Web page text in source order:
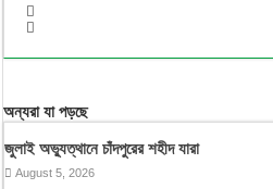
অন্যরা যা পড়ছে
জুলাই অভ্যুত্থানে চাঁদপুরের শহীদ যারা
August 5, 2026